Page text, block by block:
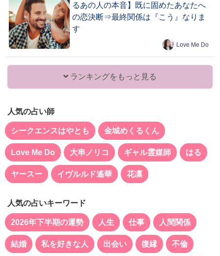
るあの人の本音】既に固めたあなたへ
の恋決断⇒最終関係は『こう』なりま
す
Love Me Do
ランキングをもっと見る
人気の占い師
シークエンスはやとも 金城めくるくん
Love Me Do 大串ノリコ ギャル霊媒師 はる
ヤースー イヴルルド遙華 花凛
人気の占いキーワード
2026年下半期の運勢 人生 仕事 人間関係
結婚 私を好きな人 出会い 復縁 不倫